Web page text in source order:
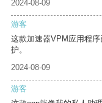
2024-08-09
游客
这款加速器VPM应用程
护。
2024-08-09
游客